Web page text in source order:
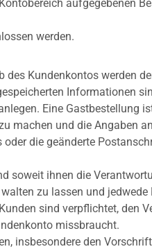
aufgegebenen
werden.
Kundenkontos werden
Informationen
Eine Gastbestellung
machen und die Angaben
die geänderte
soweit ihnen die
zu lassen und
sind verpflichtet, den
missbraucht.
insbesondere den